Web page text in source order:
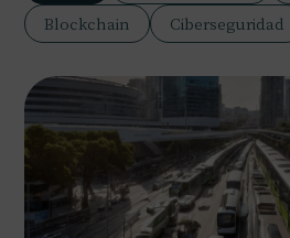
Blockchain
Ciberseguridad